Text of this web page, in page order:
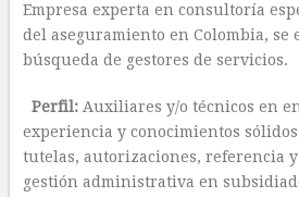
Empresa experta en consultoría
del aseguramiento en Colombia, se
búsqueda de gestores de servicios.
Perfil:Auxiliares y/o técnicos en
experiencia y conocimientos
tutelas, autorizaciones, referencia
gestión administrativa en